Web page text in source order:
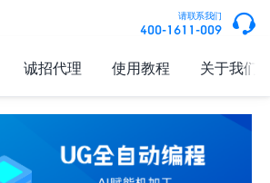
请联系我们
400-1611-009 
诚招代理 使用教程 关于我们